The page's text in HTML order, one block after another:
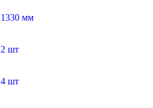
1330 мм
2 шт
4 шт